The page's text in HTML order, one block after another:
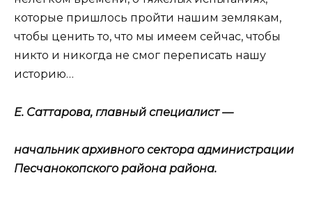
которые пришлось пройти нашим землякам,
чтобы ценить то, что мы имеем сейчас, чтобы
никто и никогда не смог переписать нашу
историю…
Е. Саттарова, главный специалист —
начальник архивного сектора администрации
Песчанокопского района района.